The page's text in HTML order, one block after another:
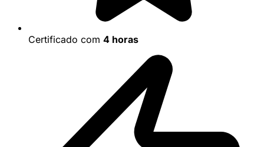
Certificado com 4 horas